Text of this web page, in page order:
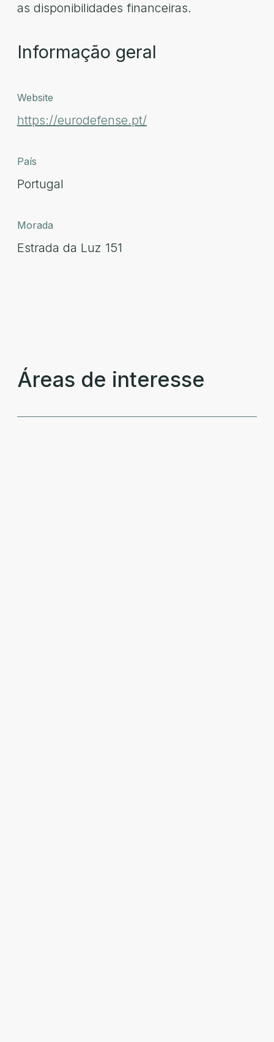
as disponibilidades financeiras.
Informação geral
Website
https://eurodefense.pt/
País
Portugal
Morada
Estrada da Luz 151
Áreas de interesse